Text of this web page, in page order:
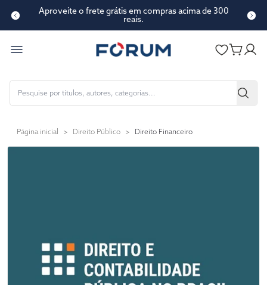
Aproveite o frete grátis em compras acima de 300
reais.
Página inicial > Direito Público > Direito Financeiro